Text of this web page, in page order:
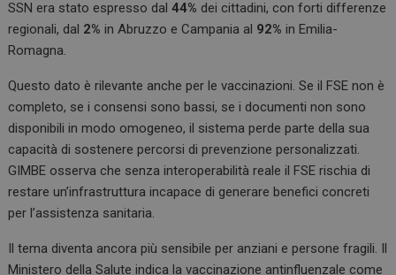
SSN era stato espresso dal44% dei cittadini, con forti differenze
regionali, dal 2% in Abruzzo e Campania al 92% in Emilia-
Romagna.
Questo dato è rilevante anche per le vaccinazioni. Se il FSE non è
completo, se i consensi sono bassi, se i documenti non sono
disponibili in modo omogeneo, il sistema perde parte della sua
capacità di sostenere percorsi di prevenzione personalizzati.
GIMBE osserva che senza interoperabilità reale il FSE rischia di
restare un’infrastruttura incapace di generare benefici concreti
per l’assistenza sanitaria.
Il tema diventa ancora più sensibile per anziani e persone fragili. Il
Ministero della Salute indica la vaccinazione antinfluenzale come